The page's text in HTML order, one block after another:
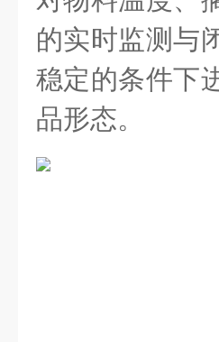
的实时监测与
稳定的条件下
品形态。